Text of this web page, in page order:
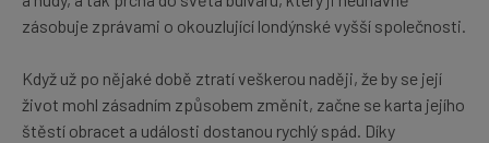
zásobuje zprávami o okouzlující londýnské vyšší společnosti.
Když už po nějaké době ztratí veškerou naději, že by se její
život mohl zásadním způsobem změnit, začne se karta jejího
štěstí obracet a události dostanou rychlý spád. Díky